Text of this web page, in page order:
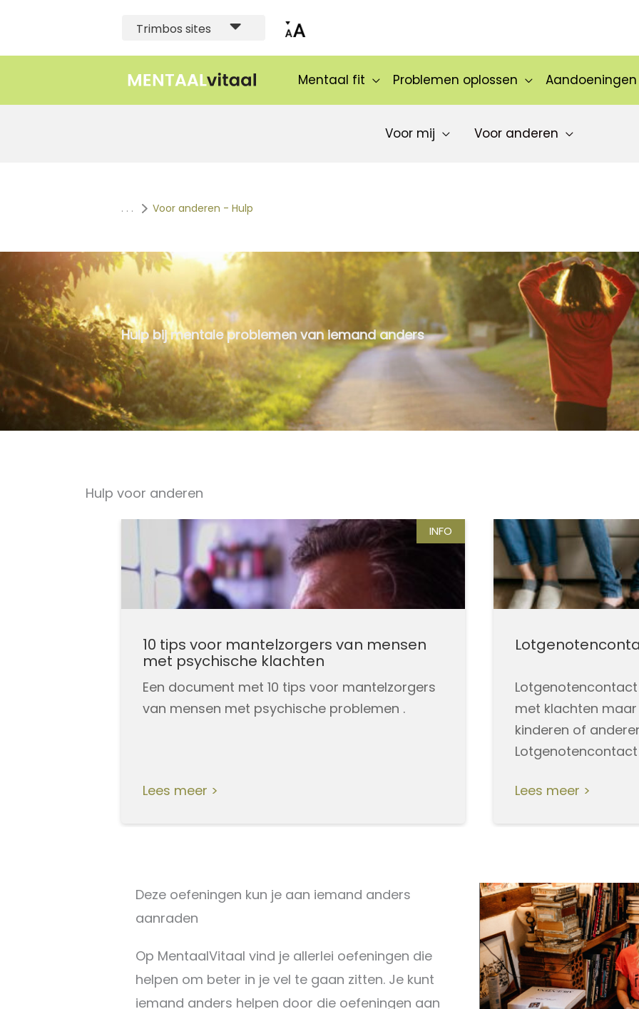
Trimbos sites
Mentaal fit Problemen oplossen Aandoeningen
Voor mij Voor anderen
. . . Voor anderen - Hulp
Hulp bij mentale problemen van iemand anders
Hulp voor anderen
INFO
10 tips voor mantelzorgers van mensen
met psychische klachten
Een document met 10 tips voor mantelzorgers
van mensen met psychische problemen .
Lees meer
met klachten
kinderen of
Lotgenotencontact
Lees meer
Deze oefeningen kun je aan iemand anders
aanraden
Op MentaalVitaal vind je allerlei oefeningen die
helpen om beter in je vel te gaan zitten. Je kunt
iemand anders helpen door die oefeningen aan